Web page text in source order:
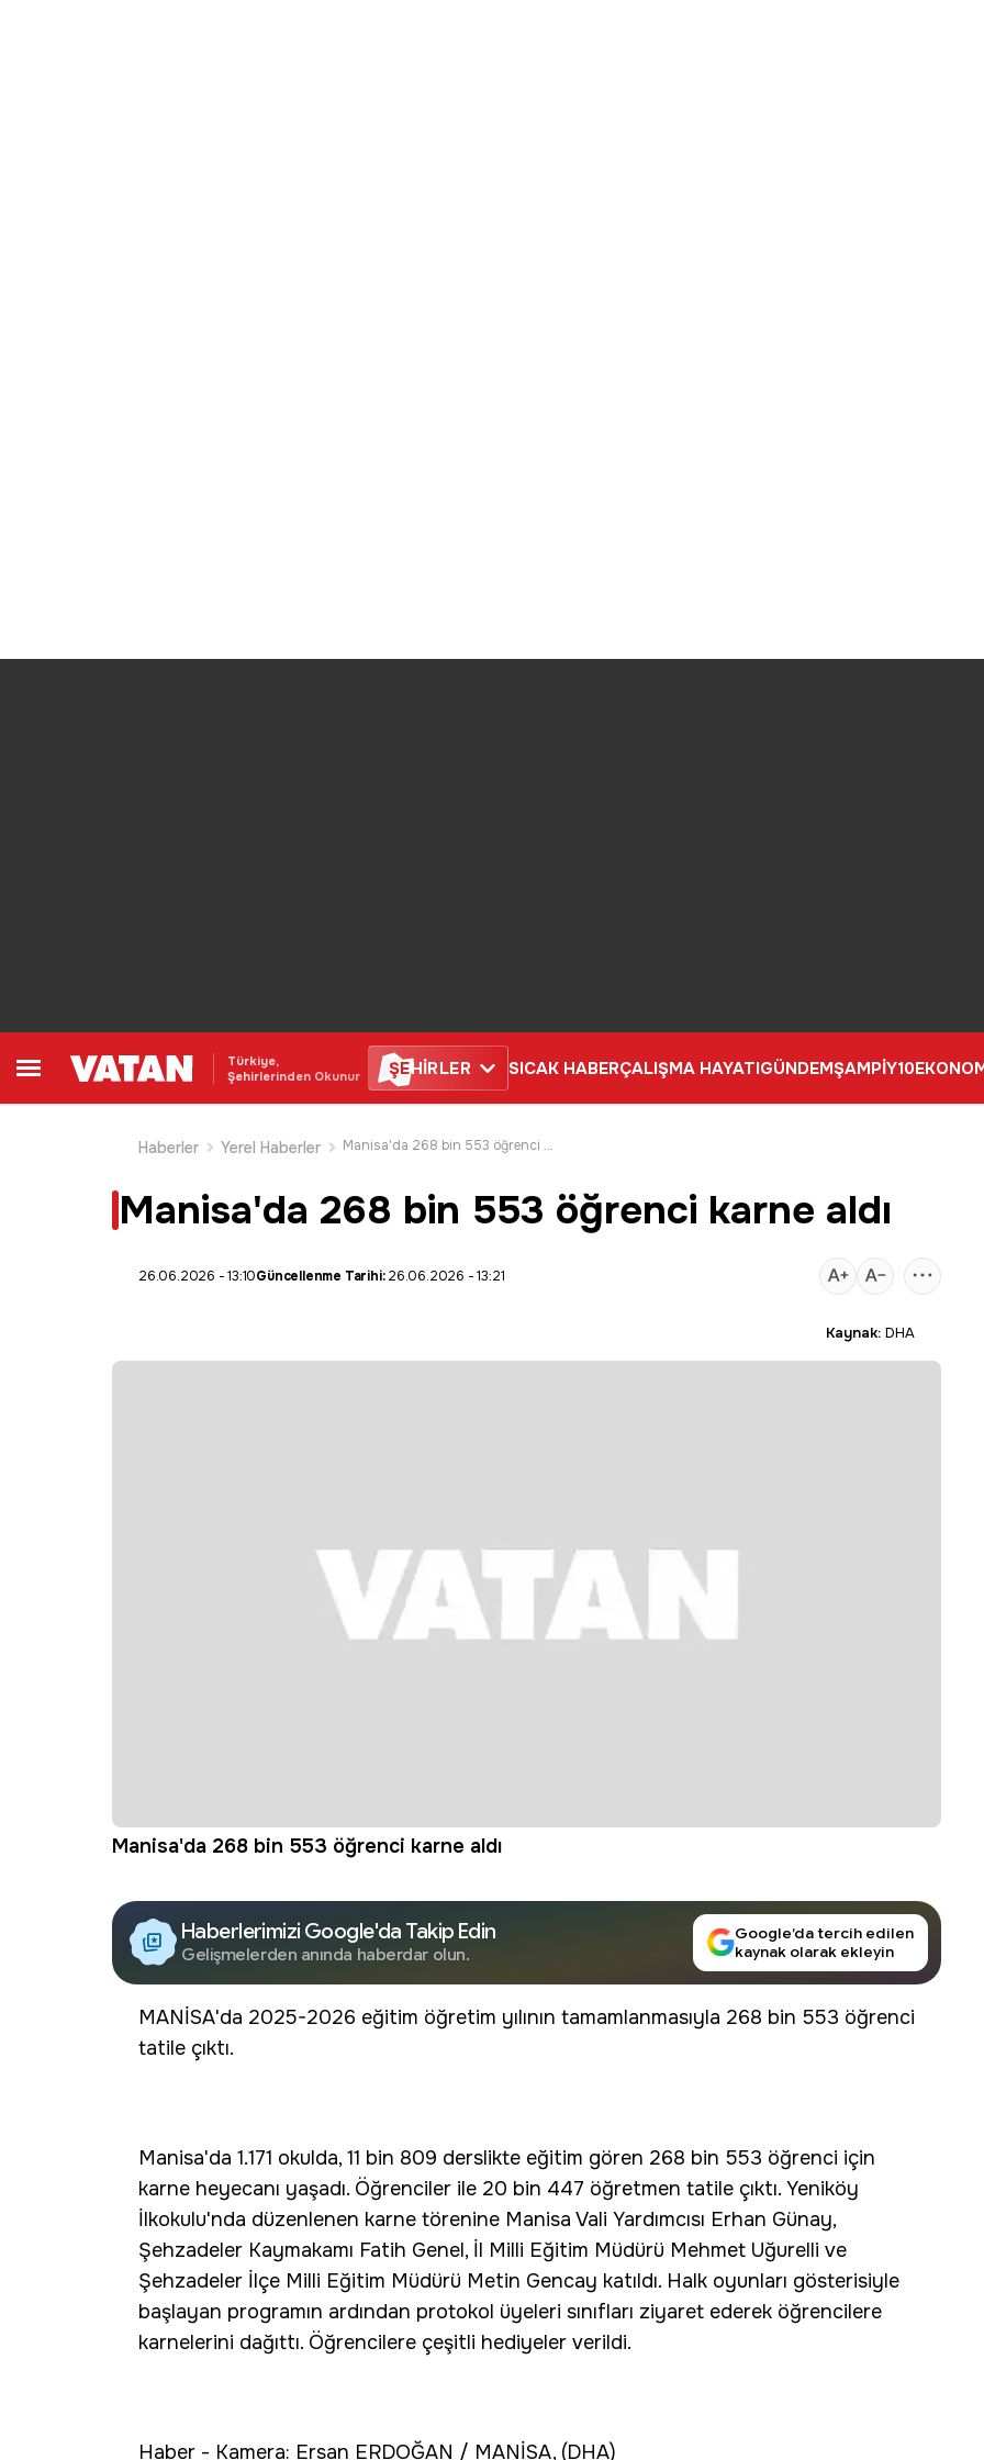
Türkiye,
Şehirlerinden Okunur
ŞEHİRLER SICAK HABERÇALIŞMA HAYATIGÜNDEMŞAMPİY10
Haberler
Yerel Haberler Manisa'da 268 bin 553 öğrenci karne aldı
Manisa'da 268 bin 553 öğrenci karne aldı
26.06.2026 - 13:10Güncellenme Tarihi:26.06.2026 - 13:21
Kaynak: DHA
Manisa'da 268 bin 553 öğrenci karne aldı
Haberlerimizi Google'da Takip Edin
Gelişmelerden anında haberdar olun.
Google’da tercih edilen
kaynak olarak ekleyin
MANİSA'da 2025-2026 eğitim öğretim yılının tamamlanmasıyla 268 bin 553 öğrenci
tatile çıktı.
Manisa'da 1.171 okulda, 11 bin 809 derslikte eğitim gören 268 bin 553 öğrenci için
karne heyecanı yaşadı. Öğrenciler ile 20 bin 447 öğretmen tatile çıktı. Yeniköy
İlkokulu'nda düzenlenen karne törenine Manisa Vali Yardımcısı Erhan Günay,
Şehzadeler Kaymakamı Fatih Genel, İl Milli Eğitim Müdürü Mehmet Uğurelli ve
Şehzadeler İlçe Milli Eğitim Müdürü Metin Gencay katıldı. Halk oyunları gösterisiyle
başlayan programın ardından protokol üyeleri sınıfları ziyaret ederek öğrencilere
karnelerini dağıttı. Öğrencilere çeşitli hediyeler verildi.
Haber - Kamera: Ersan ERDOĞAN / MANİSA, (DHA)